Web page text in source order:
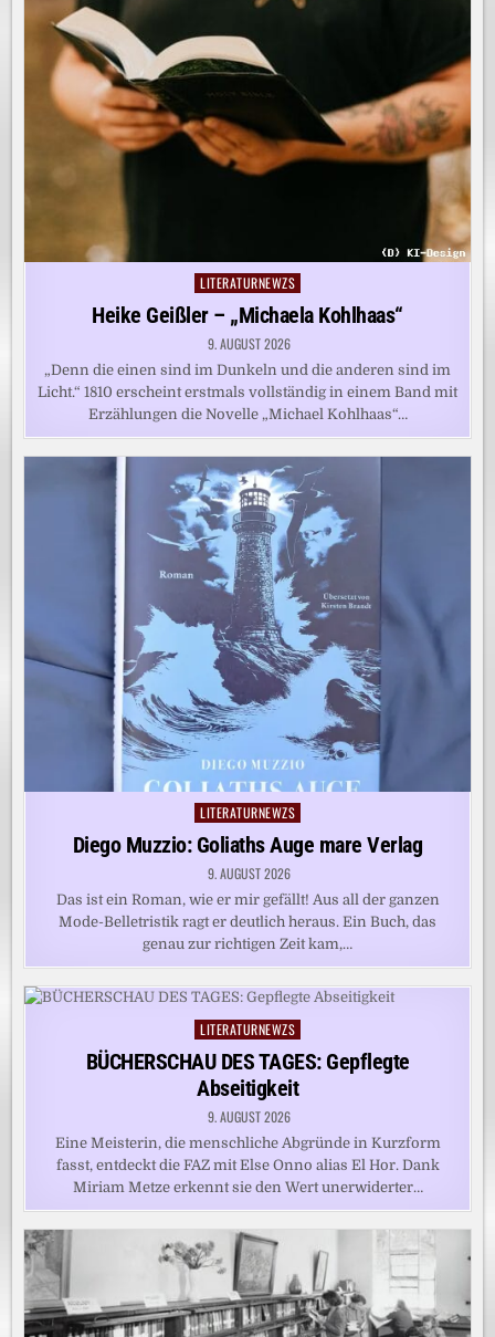
Posted
LITERATURNEWZS
Heike Geißler – „Michaela Kohlhaas“
9. AUGUST 2026
„Denn die einen sind im Dunkeln und die anderen sind im
Licht.“ 1810 erscheint erstmals vollständig in einem Band mit
Erzählungen die Novelle „Michael Kohlhaas“…
Posted
in
LITERATURNEWZS
Diego Muzzio: Goliaths Auge mare Verlag
9. AUGUST 2026
Das ist ein Roman, wie er mir gefällt! Aus all der ganzen
Mode-Belletristik ragt er deutlich heraus. Ein Buch, das
genau zur richtigen Zeit kam,…
Posted
in
LITERATURNEWZS
BÜCHERSCHAU DES TAGES: Gepflegte
Abseitigkeit
9. AUGUST 2026
Eine Meisterin, die menschliche Abgründe in Kurzform
fasst, entdeckt die FAZ mit Else Onno alias El Hor. Dank
Miriam Metze erkennt sie den Wert unerwiderter…